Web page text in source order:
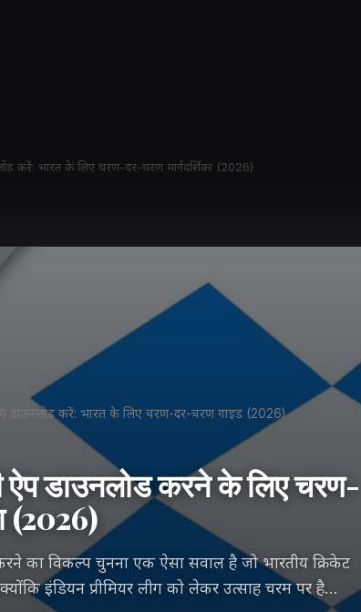
करें: भारत के लिए चरण-दर-चरण मार्गदर्शिका (2026)
डाउनलोड करें: भारत के लिए चरण-दर-चरण गाइड (2026)
डाउनलोड करने के लिए चरण-
(2026)
का विकल्प चुनना एक ऐसा सवाल है जो भारतीय क्रिकेट
इंडियन प्रीमियर लीग को लेकर उत्साह चरम पर है…